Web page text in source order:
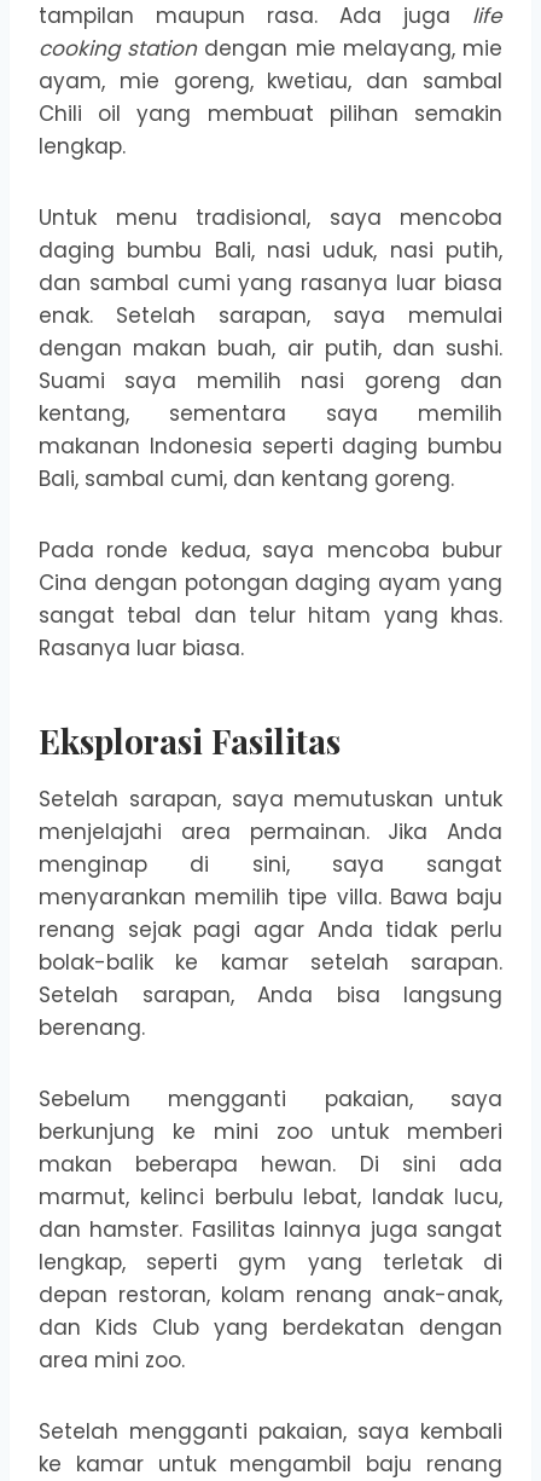
tampilan maupun rasa. Ada juga life
cooking stationdengan mie melayang, mie
ayam, mie goreng, kwetiau, dan sambal
Chili oil yang membuat pilihan semakin
lengkap.
Untuk menu tradisional, saya mencoba
daging bumbu Bali, nasi uduk, nasi putih,
dan sambal cumi yang rasanya luar biasa
enak. Setelah sarapan, saya memulai
dengan makan buah, air putih, dan sushi.
Suami saya memilih nasi goreng dan
kentang, sementara saya memilih
makanan Indonesia seperti daging bumbu
Bali, sambal cumi, dan kentang goreng.
Pada ronde kedua, saya mencoba bubur
Cina dengan potongan daging ayam yang
sangat tebal dan telur hitam yang khas.
Rasanya luar biasa.
Eksplorasi Fasilitas
Setelah sarapan, saya memutuskan untuk
menjelajahi area permainan. Jika Anda
menginap di sini, saya sangat
menyarankan memilih tipe villa. Bawa baju
renang sejak pagi agar Anda tidak perlu
bolak-balik ke kamar setelah sarapan.
Setelah sarapan, Anda bisa langsung
berenang.
Sebelum mengganti pakaian, saya
berkunjung ke mini zoo untuk memberi
makan beberapa hewan. Di sini ada
marmut, kelinci berbulu lebat, landak lucu,
dan hamster. Fasilitas lainnya juga sangat
lengkap, seperti gym yang terletak di
depan restoran, kolam renang anak-anak,
dan Kids Club yang berdekatan dengan
area mini zoo.
Setelah mengganti pakaian, saya kembali
ke kamar untuk mengambil baju renang